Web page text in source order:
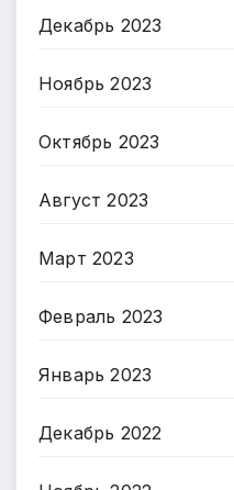
Декабрь 2023
Ноябрь 2023
Октябрь 2023
Август 2023
Март 2023
Февраль 2023
Январь 2023
Декабрь 2022